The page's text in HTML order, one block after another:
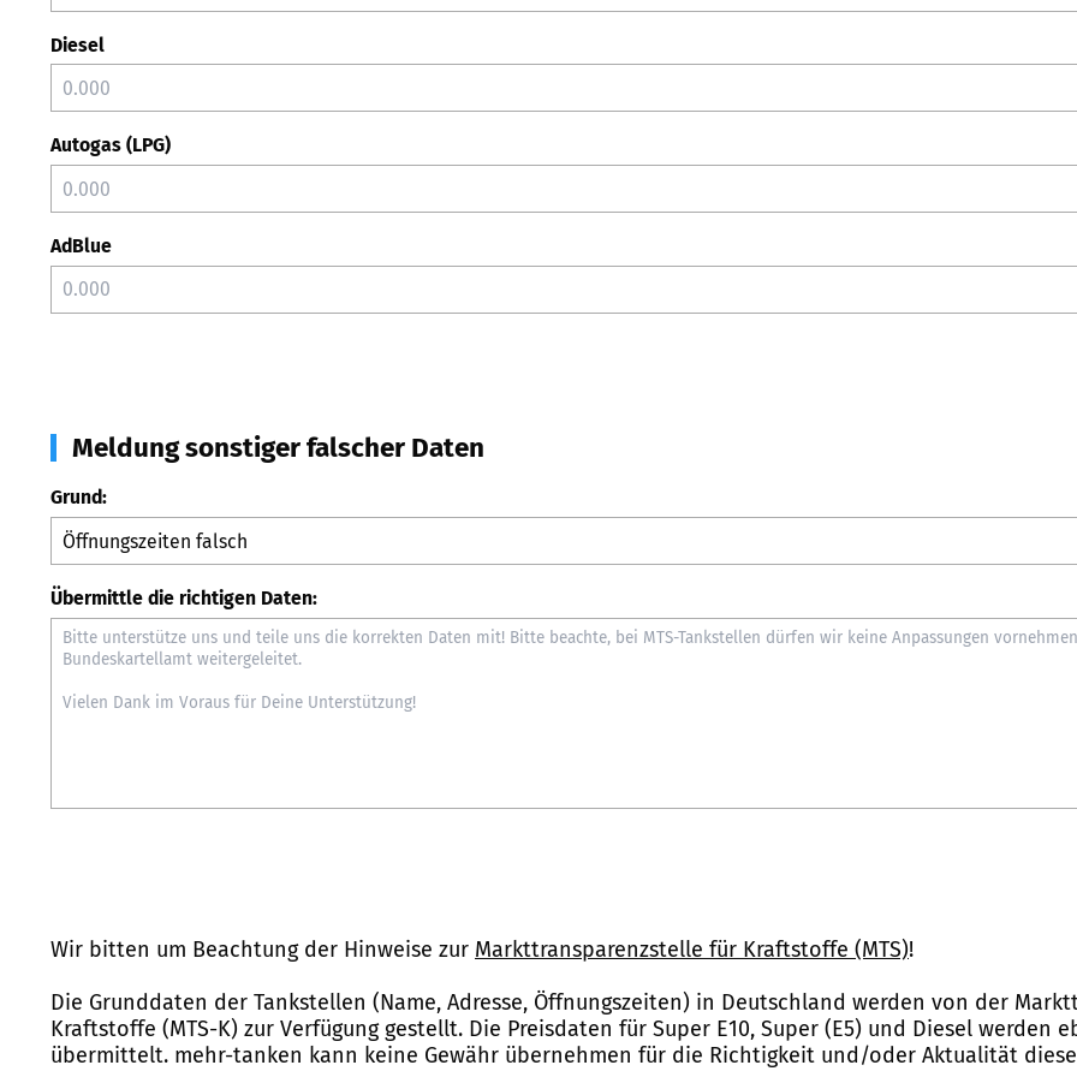
Diesel
Autogas (LPG)
AdBlue
Meldung sonstiger falscher Daten
Grund:
Übermittle die richtigen Daten:
Wir bitten um Beachtung der Hinweise zur Markttransparenzstelle für Kraftstoffe (MTS)!
Die Grunddaten der Tankstellen (Name, Adresse, Öffnungszeiten) in Deutschland werden von der
Kraftstoffe (MTS-K) zur Verfügung gestellt. Die Preisdaten für Super E10, Super (E5) und Diesel werden
übermittelt. mehr-tanken kann keine Gewähr übernehmen für die Richtigkeit und/oder Aktualität